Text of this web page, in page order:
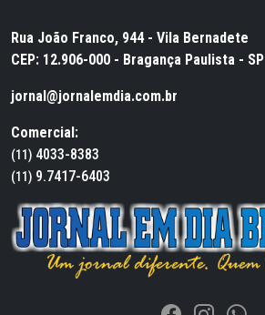
Rua João Franco, 944 - Vila Bernadete
CEP: 12.906-000 - Bragança Paulista - SP
jornal@jornalemdia.com.br
Comercial:
(11) 4033-8383
(11) 9.7417-6403